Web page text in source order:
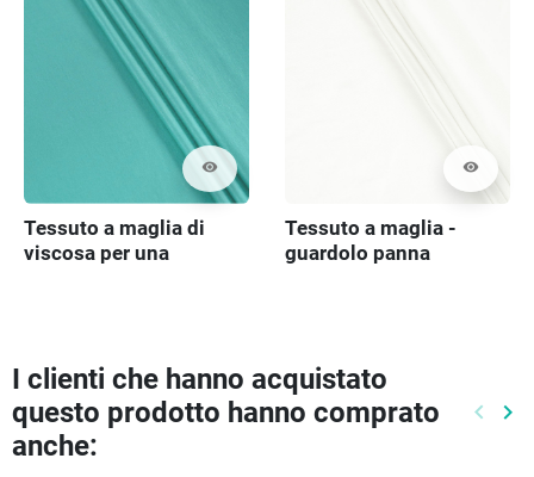
visibility
Tessuto a maglia di
viscosa per una
visibility
Tessuto a maglia -
guardolo panna
I clienti che hanno acquistato
questo prodotto hanno comprato
anche:
keyboard_arrow_left keyboard_arrow_right